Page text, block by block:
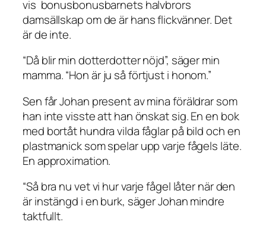
vis bonusbonusbarnets halvbrors
damsällskap om de är hans flickvänner. Det
är de inte.
“Då blir min dotterdotter nöjd”, säger min
mamma. “Hon är ju så förtjust i honom.”
Sen får Johan present av mina föräldrar som
han inte visste att han önskat sig. En en bok
med bortåt hundra vilda fåglar på bild och en
plastmanick som spelar upp varje fågels läte.
En approximation.
“Så bra nu vet vi hur varje fågel låter när den
är instängd i en burk, säger Johan mindre
taktfullt.